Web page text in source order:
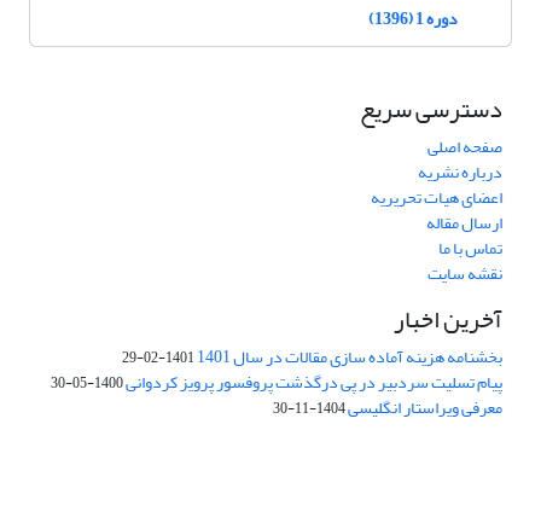
دوره 1 (1396)
دسترسی سریع
صفحه اصلی
درباره نشریه
اعضای هیات تحریریه
ارسال مقاله
تماس با ما
نقشه سایت
آخرین اخبار
بخشنامه هزینه آماده سازی مقالات در سال 1401 1401-02-29
پیام تسلیت سردبیر در پی درگذشت پروفسور پرویز کردوانی1400-05-30
معرفی ویراستار انگلیسی1404-11-30